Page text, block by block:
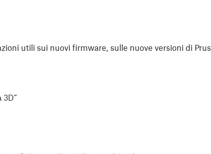
utili sui nuovi firmware, sulle nuove versioni di
3D”